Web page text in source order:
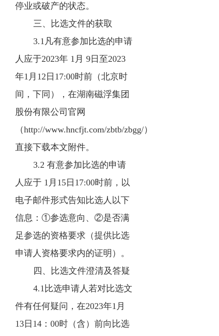
停业或破产的状态。
三、比选文件的获取
3.1凡有意参加比选的申请
人应于2023年 1月 9日至2023
年1月12日17:00时前（北京时
间，下同），在湖南磁浮集团
股份有限公司官网
（http://www.hncfjt.com/zbtb/zbgg/）
直接下载本文附件。
3.2 有意参加比选的申请
人应于 1月15日17:00时前，以
电子邮件形式告知比选人以下
信息：①参选意向、②是否满
足参选的资格要求（提供比选
申请人资格要求内的证明）。
四、比选文件澄清及答疑
4.1比选申请人若对比选文
件有任何疑问，在2023年1月
13日14：00时（含）前向比选